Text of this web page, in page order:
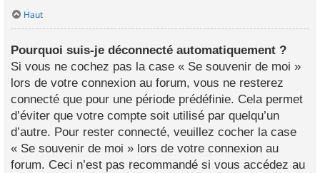
Haut
Pourquoi suis-je déconnecté automatiquement ?
Si vous ne cochez pas la case « Se souvenir de moi »
lors de votre connexion au forum, vous ne resterez
connecté que pour une période prédéfinie. Cela permet
d’éviter que votre compte soit utilisé par quelqu’un
d’autre. Pour rester connecté, veuillez cocher la case
« Se souvenir de moi » lors de votre connexion au
forum. Ceci n’est pas recommandé si vous accédez au